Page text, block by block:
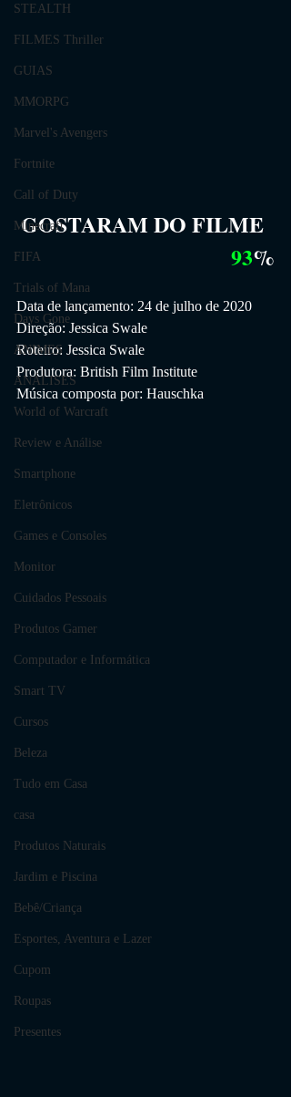
STEALTH
FILMES Thriller
GUIAS
MMORPG
Marvel's Avengers
Fortnite
Call of Duty
Minecraft
FIFA
Trials of Mana
Days Gone
ANIMES
ANÁLISES
World of Warcraft
Review e Análise
Smartphone
Eletrônicos
Games e Consoles
Monitor
Cuidados Pessoais
Produtos Gamer
Computador e Informática
Smart TV
Cursos
Beleza
Tudo em Casa
casa
Produtos Naturais
Jardim e Piscina
Bebê/Criança
Esportes, Aventura e Lazer
Cupom
Roupas
Presentes
GOSTARAM DO FILME
93%
Data de lançamento: 24 de julho de 2020
Direção: Jessica Swale
Roteiro: Jessica Swale
Produtora: British Film Institute
Música composta por: Hauschka